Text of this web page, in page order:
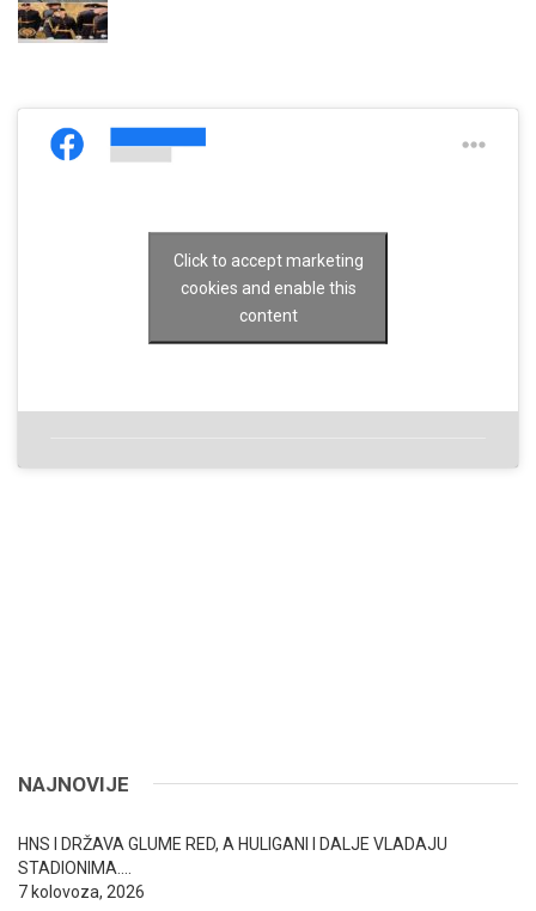
Click to accept marketing
cookies and enable this
content
NAJNOVIJE
HNS I DRŽAVA GLUME RED, A HULIGANI I DALJE VLADAJU
STADIONIMA….
7 kolovoza, 2026